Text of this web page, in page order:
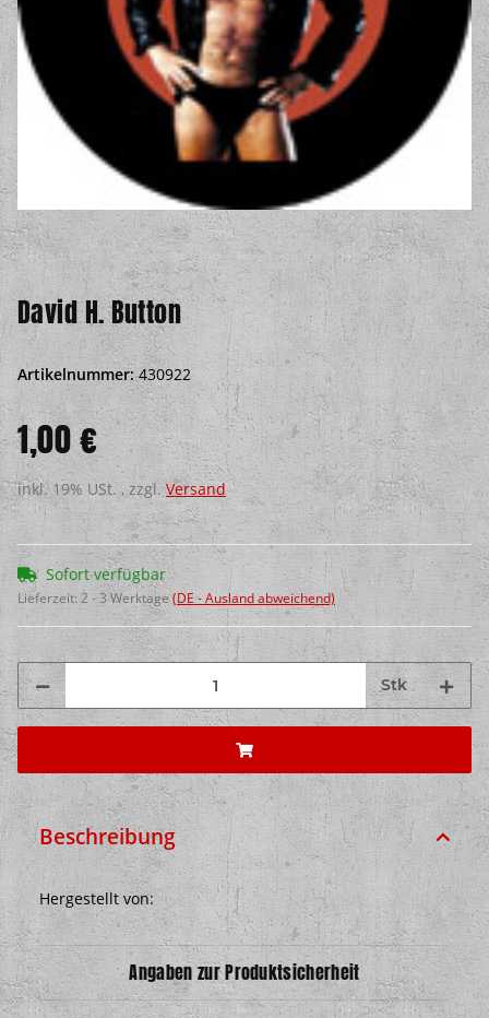
David H. Button
Artikelnummer:430922
1,00 €
inkl. 19% USt. , zzgl.Versand
Sofort verfügbar
Lieferzeit: 2 - 3 Werktage(DE - Ausland abweichend)
Stk
Beschreibung
Hergestellt von:
Angaben zur Produktsicherheit